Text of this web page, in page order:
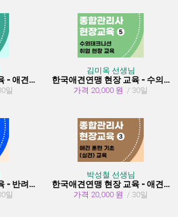
한국애견연맹 현장 교육 - 애견훈련사/핸들러 취업 및 창업
일
김미옥 선생님
한국애견연맹 현장 교육 - 수의테크니션(동물보건사) (취업 현장 교육)
가격 20,000 원 / 30일
한국애견연맹 현장 교육 - 반려동물 유치원 취창업
일
박성철 선생님
한국애견연맹 현장 교육 - 애견 훈련 기초 (실견)
가격 20,000 원 / 30일